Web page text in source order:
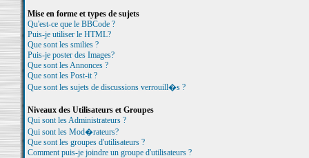
Mise en forme et types de sujets
Qu'est-ce que le BBCode ?
Puis-je utiliser le HTML?
Que sont les smilies ?
Puis-je poster des Images?
Que sont les Annonces ?
Que sont les Post-it ?
Que sont les sujets de discussions verrouill�s ?
Niveaux des Utilisateurs et Groupes
Qui sont les Administrateurs ?
Qui sont les Mod�rateurs?
Que sont les groupes d'utilisateurs ?
Comment puis-je joindre un groupe d'utilisateurs ?